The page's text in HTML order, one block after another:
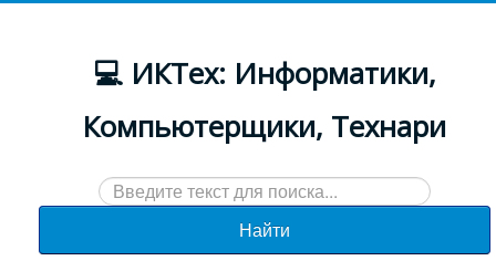
💻 ИКТех: Информатики,
Компьютерщики, Технари
Искать...
Найти